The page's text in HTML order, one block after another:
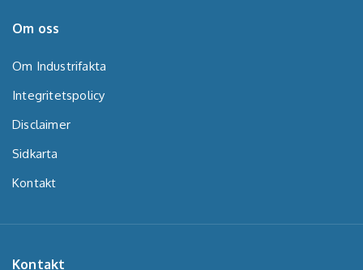
Om oss
Om Industrifakta
Integritetspolicy
Disclaimer
Sidkarta
Kontakt
Kontakt